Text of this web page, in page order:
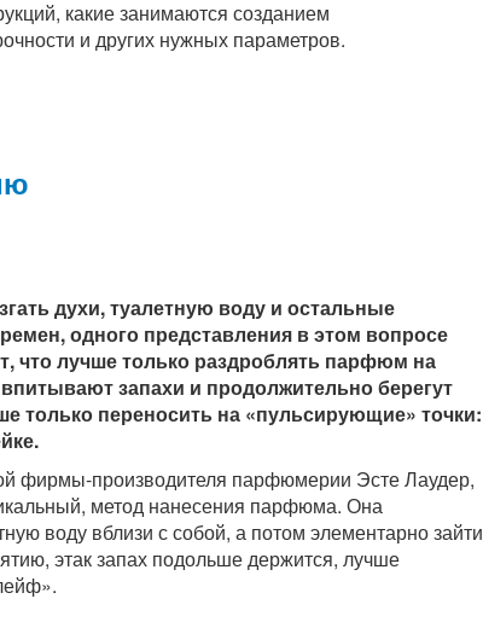
какие занимаются созданием
и других нужных параметров.
духи, туалетную воду и остальные
одного представления в этом вопросе
что лучше только раздроблять парфюм на
запахи и продолжительно берегут
только переносить на «пульсирующие» точки:
фирмы-производителя парфюмерии Эсте Лаудер,
метод нанесения парфюма. Она
воду вблизи с собой, а потом элементарно зайти
этак запах подольше держится, лучше